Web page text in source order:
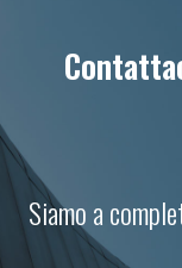
Siamo a